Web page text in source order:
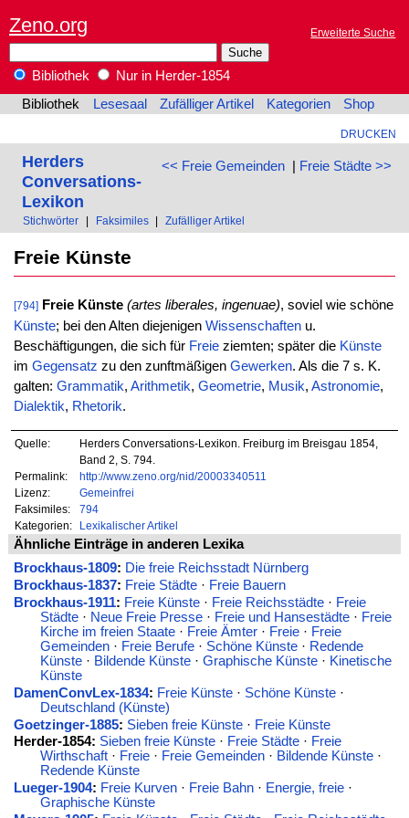
Zeno.org Erweiterte Suche
Bibliothek
Nur in Herder-1854
Bibliothek
Lesesaal Zufälliger Artikel Kategorien Shop
DRUCKEN
<< Freie Gemeinden| Freie Städte >>
Herders
Conversations-
Lexikon
Stichwörter Faksimiles Zufälliger Artikel
Freie Künste
[794] Freie Künste (artes liberales, ingenuae), soviel wie schöne
Künste; bei den Alten diejenigen Wissenschaftenu.
Beschäftigungen, die sich für Freieziemten; später die Künste
im Gegensatz zu den zunftmäßigen Gewerken. Als die 7 s. K.
galten: Grammatik, Arithmetik, Geometrie, Musik, Astronomie,
Dialektik, Rhetorik.
Quelle:
Herders Conversations-Lexikon. Freiburg im Breisgau 1854,
Band 2, S. 794.
Permalink:
http://www.zeno.org/nid/20003340511
Lizenz:
Gemeinfrei
Faksimiles:
794
Kategorien:
Lexikalischer Artikel
Ähnliche Einträge in anderen Lexika
Brockhaus-1809: Die freie Reichsstadt Nürnberg
Brockhaus-1837: Freie Städte· Freie Bauern
Brockhaus-1911: Freie Künste· Freie Reichsstädte· Freie
Städte· Neue Freie Presse· Freie und Hansestädte· Freie
Kirche im freien Staate· Freie Ämter· Freie· Freie
Gemeinden· Freie Berufe· Schöne Künste· Redende
Künste· Bildende Künste· Graphische Künste· Kinetische
Künste
DamenConvLex-1834: Freie Künste· Schöne Künste·
Deutschland (Künste)
Goetzinger-1885: Sieben freie Künste· Freie Künste
Herder-1854: Sieben freie Künste· Freie Städte· Freie
Wirthschaft· Freie· Freie Gemeinden· Bildende Künste·
Redende Künste
Lueger-1904: Freie Kurven· Freie Bahn· Energie, freie·
Graphische Künste